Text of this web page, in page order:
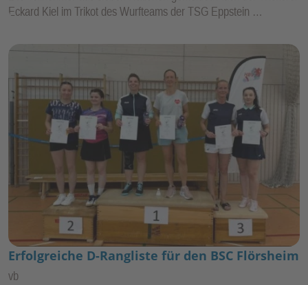
Eckard Kiel im Trikot des Wurfteams der TSG Eppstein …
Erfolgreiche D-Rangliste für den BSC Flörsheim
vb